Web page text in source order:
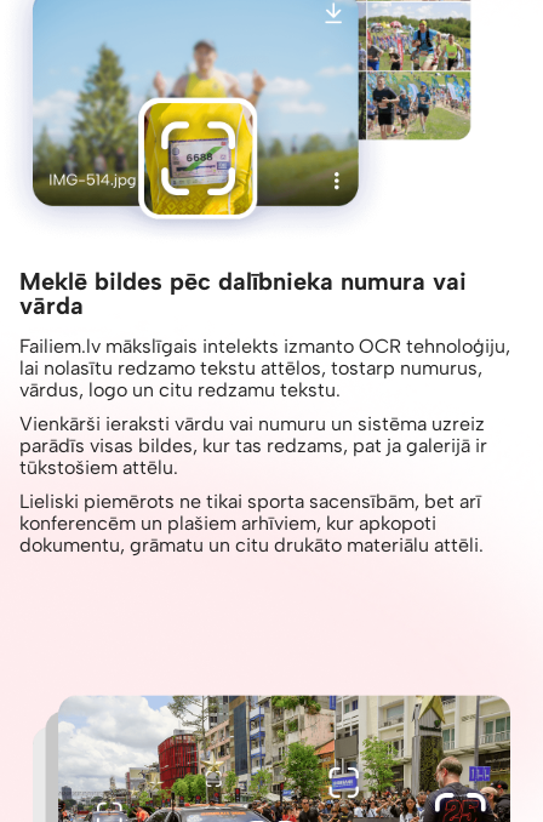
Meklē bildes pēc dalībnieka numura vai
vārda
Failiem.lv mākslīgais intelekts izmanto OCR tehnoloģiju,
lai nolasītu redzamo tekstu attēlos, tostarp numurus,
vārdus, logo un citu redzamu tekstu.
Vienkārši ieraksti vārdu vai numuru un sistēma uzreiz
parādīs visas bildes, kur tas redzams, pat ja galerijā ir
tūkstošiem attēlu.
Lieliski piemērots ne tikai sporta sacensībām, bet arī
konferencēm un plašiem arhīviem, kur apkopoti
dokumentu, grāmatu un citu drukāto materiālu attēli.